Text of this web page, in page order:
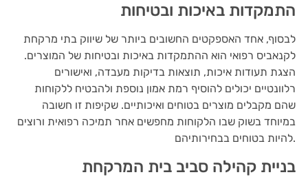
התמקדות באיכות ובטיחות
לבסוף, אחד האספקטים החשובים ביותר של שיווק בתי מרקחת
לקנאביס רפואי הוא ההתמקדות באיכות ובטיחות של המוצרים.
הצגת תעודות איכות, תוצאות בדיקות מעבדה, ואישורים
רלוונטיים יכולים להוסיף רמת אמון נוספת ולהבטיח ללקוחות
שהם מקבלים מוצרים בטוחים ואיכותיים. שקיפות זו חשובה
במיוחד בשוק שבו הלקוחות מחפשים אחר תמיכה רפואית ורוצים
להיות בטוחים בבחירותיהם.
בניית קהילה סביב בית המרקחת